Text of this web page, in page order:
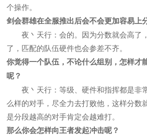
个操作。
剑会群雄在全服推出后会不会更加容易上
夜丶天行：会的。因为分数就会高了
了，匹配的队伍硬件也会参差不齐。
你觉得一个队伍，不论什么组别，怎样才
呢？
夜丶天行：等级、硬件和指挥都是非
么样的对手，尽全力去打败他，这样分数
是分段越高的对手肯定会越难打。
那么你会怎样向王者发起冲击呢？